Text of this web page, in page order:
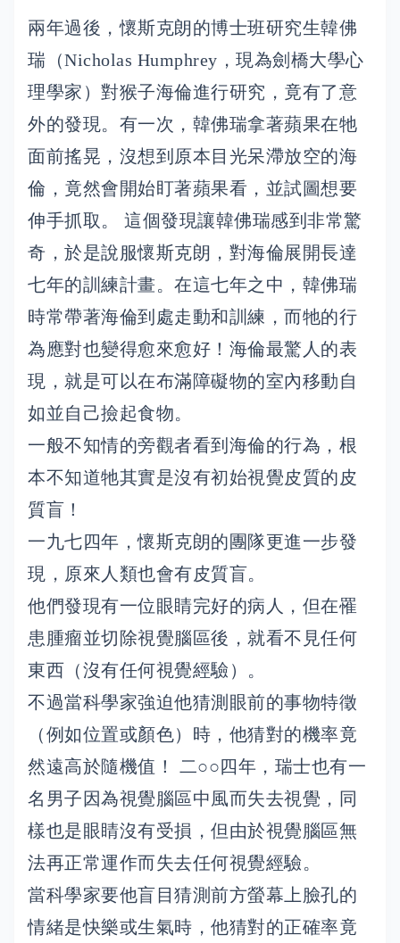
兩年過後，懷斯克朗的博士班研究生韓佛
瑞（Nicholas Humphrey，現為劍橋大學心
理學家）對猴子海倫進行研究，竟有了意
外的發現。有一次，韓佛瑞拿著蘋果在牠
面前搖晃，沒想到原本目光呆滯放空的海
倫，竟然會開始盯著蘋果看，並試圖想要
伸手抓取。 這個發現讓韓佛瑞感到非常驚
奇，於是說服懷斯克朗，對海倫展開長達
七年的訓練計畫。在這七年之中，韓佛瑞
時常帶著海倫到處走動和訓練，而牠的行
為應對也變得愈來愈好！海倫最驚人的表
現，就是可以在布滿障礙物的室內移動自
如並自己撿起食物。
一般不知情的旁觀者看到海倫的行為，根
本不知道牠其實是沒有初始視覺皮質的皮
質盲！
一九七四年，懷斯克朗的團隊更進一步發
現，原來人類也會有皮質盲。
他們發現有一位眼睛完好的病人，但在罹
患腫瘤並切除視覺腦區後，就看不見任何
東西（沒有任何視覺經驗）。
不過當科學家強迫他猜測眼前的事物特徵
（例如位置或顏色）時，他猜對的機率竟
然遠高於隨機值！ 二○○四年，瑞士也有一
名男子因為視覺腦區中風而失去視覺，同
樣也是眼睛沒有受損，但由於視覺腦區無
法再正常運作而失去任何視覺經驗。
當科學家要他盲目猜測前方螢幕上臉孔的
情緒是快樂或生氣時，他猜對的正確率竟